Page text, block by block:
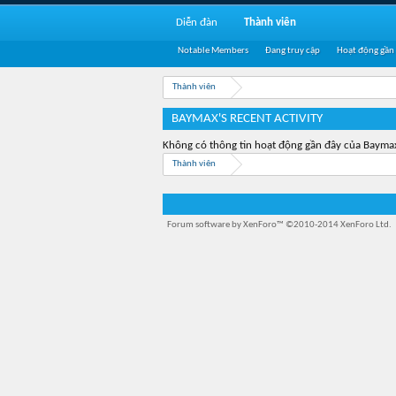
Thành viên
BAYMAX'S RECENT ACTIVITY
Không có thông tin hoạt động gần đây của
Thành viên
Diễn đàn Thành viên
Notable Members Đang truy cập Hoạt động gần
Forum software by XenForo™ ©2010-2014 XenForo Ltd.